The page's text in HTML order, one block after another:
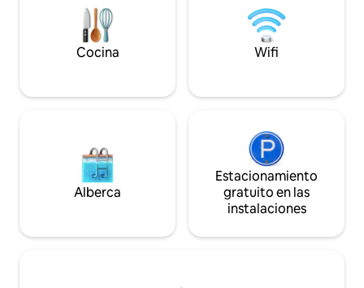
océano con la que generalmente
puedes contar. Es más bien un dúplex, ya
que solo compartimos una pared con
una unidad contigua. ¡A 4 minutos de
como estar a
de Convenciones
Crystalpto Arena.
Cocina Wifi
Alberca
Estacionamiento
gratuito en las
instalaciones